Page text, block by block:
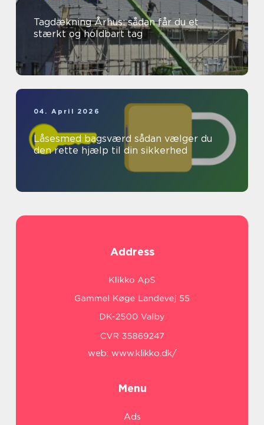
Tagdækning Århus: sådan får du et
stærkt og holdbart tag
04. April 2026
Låsesmed bagsværd sådan vælger du
den rette hjælp til din sikkerhed
Address
web: www.klikko.dk/
Menu
Ads